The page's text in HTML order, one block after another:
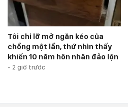
Tôi chỉ lỡ mở ngăn kéo của
chồng một lần, thứ nhìn thấy
khiến 10 năm hôn nhân đảo lộn
- 2 giờ trước